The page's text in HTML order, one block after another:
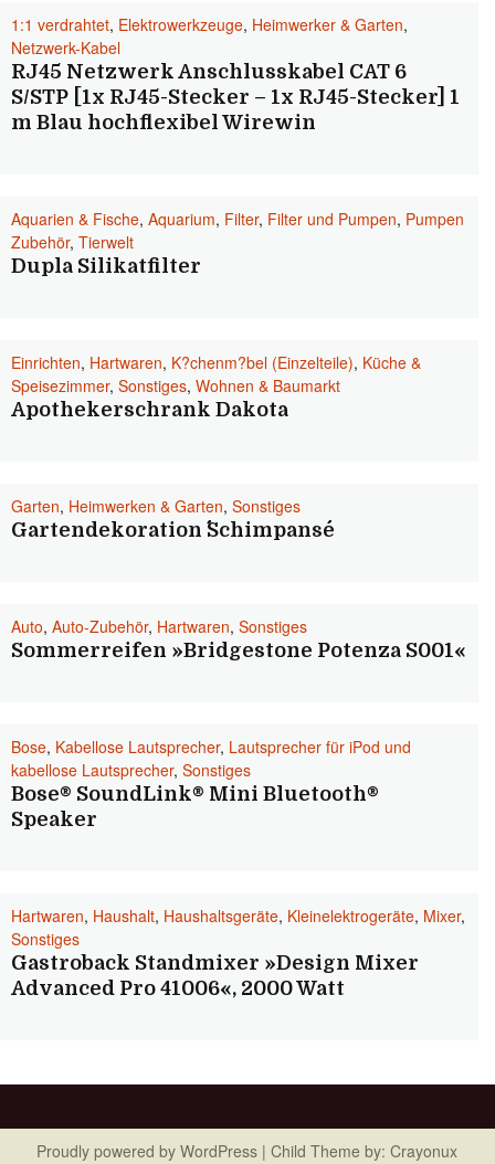
1:1 verdrahtet, Elektrowerkzeuge, Heimwerker & Garten,
Netzwerk-Kabel
RJ45 Netzwerk Anschlusskabel CAT 6
S/STP [1x RJ45-Stecker – 1x RJ45-Stecker] 1
m Blau hochflexibel Wirewin
Aquarien & Fische, Aquarium, Filter, Filter und Pumpen, Pumpen
Zubehör, Tierwelt
Dupla Silikatfilter
Einrichten, Hartwaren, K?chenm?bel (Einzelteile), Küche &
Speisezimmer, Sonstiges, Wohnen & Baumarkt
Apothekerschrank Dakota
Garten, Heimwerken & Garten, Sonstiges
Gartendekoration ´´Schimpanse´´
Auto, Auto-Zubehör, Hartwaren, Sonstiges
Sommerreifen »Bridgestone Potenza S001«
Bose, Kabellose Lautsprecher, Lautsprecher für iPod und
kabellose Lautsprecher, Sonstiges
Bose® SoundLink® Mini Bluetooth®
Speaker
Hartwaren, Haushalt, Haushaltsgeräte, Kleinelektrogeräte, Mixer,
Sonstiges
Gastroback Standmixer »Design Mixer
Advanced Pro 41006«, 2000 Watt
Proudly powered by WordPress | Child Theme by: Crayonux